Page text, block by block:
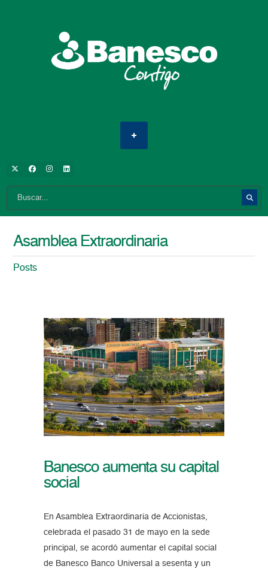
Asamblea Extraordinaria
Posts
Banesco aumenta su capital
social
En Asamblea Extraordinaria de Accionistas,
celebrada el pasado 31 de mayo en la sede
principal, se acordó aumentar el capital social
de Banesco Banco Universal a sesenta y un